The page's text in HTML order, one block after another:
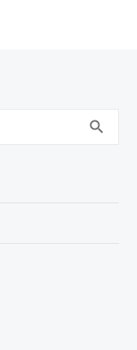
search